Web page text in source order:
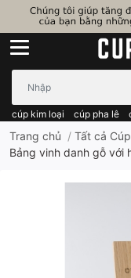
cúp kim loại cúp pha lê
Trang chủ / Tất cả Cúp
Bảng vinh danh gỗ với